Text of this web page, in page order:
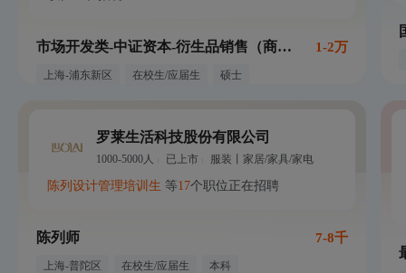
市场开发类-中证资本-衍生品销售（商品）（上海） 1-2万
上海-浦东新区 在校生/应届生 硕士
罗莱生活科技股份有限公司
1000-5000人 已上市 服装丨家居/家具/家电
陈列设计管理培训生 等17个职位正在招聘
陈列师 7-8千
上海-普陀区 在校生/应届生 本科